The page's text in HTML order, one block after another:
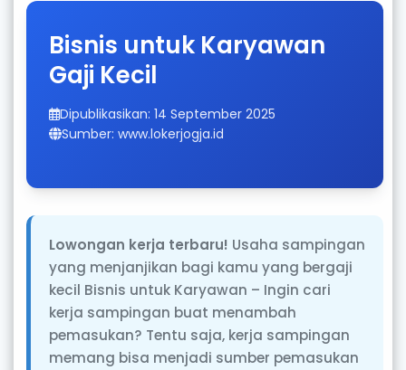
Bisnis untuk Karyawan
Gaji Kecil
Dipublikasikan: 14 September 2025
Sumber: www.lokerjogja.id
Lowongan kerja terbaru! Usaha sampingan
yang menjanjikan bagi kamu yang bergaji
kecil Bisnis untuk Karyawan – Ingin cari
kerja sampingan buat menambah
pemasukan? Tentu saja, kerja sampingan
memang bisa menjadi sumber pemasukan